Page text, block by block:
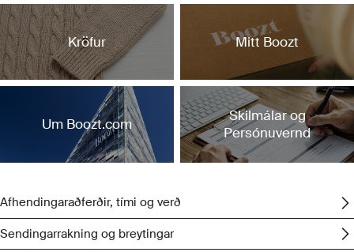
Kröfur Mitt Boozt
Um Boozt.com
Skilmálar og
Persónuvernd
Afhendingaraðferðir, tími og verð
Sendingarrakning og breytingar